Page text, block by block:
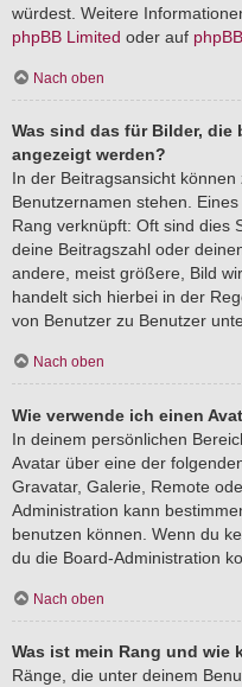
würdest. Weitere
phpBB Limited oder auf
Nach oben
Was sind das für Bilder, die
angezeigt werden?
In der Beitragsansicht
Benutzernamen stehen.
Rang verknüpft: Oft sind dies
deine Beitragszahl oder
andere, meist größere, Bild
handelt sich hierbei in der
von Benutzer zu Benutzer
Nach oben
Wie verwende ich einen
In deinem persönlichen
Avatar über eine der
Gravatar, Galerie, Remote
Administration kann
benutzen können. Wenn du
du die Board-Administration
Nach oben
Was ist mein Rang und wie
Ränge, die unter deinem